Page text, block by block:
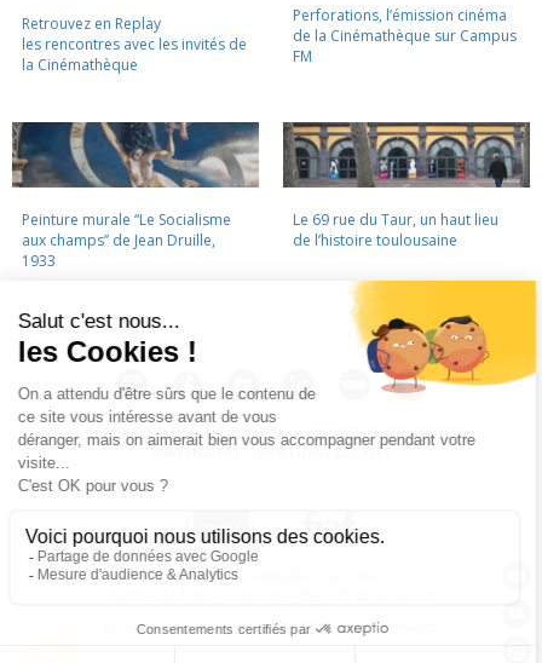
Retrouvez en Replay
les rencontres avec les invités de
la Cinémathèque
Perforations, l’émission cinéma
de la Cinémathèque sur Campus
FM
Peinture murale “Le Socialisme
aux champs” de Jean Druille,
1933
Le 69 rue du Taur, un haut lieu
de l’histoire toulousaine
LA CINÉMATHÈQUE · CONTACTS · LETTRE D'INFORMATION ·
PARTENAIRES
MENTIONS LÉGALES
La Cinémathèque de Toulouse
La Cinémathèque de Toulouse © 2015. Tous droits réservés.